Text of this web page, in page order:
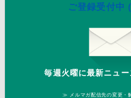
ご登録受付中
毎週火曜に最新ニュ
≫ メルマガ配信先の変更・